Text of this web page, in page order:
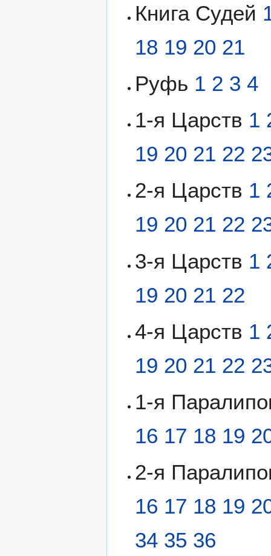
Книга Судей
18 19 20 21
Руфь 1 2 3 4
1-я Царств 1
19 20 21 22
2-я Царств 1
19 20 21 22
3-я Царств 1
19 20 21 22
4-я Царств 1
19 20 21 22
1-я
16 17 18 19
2-я
16 17 18 19
34 35 36